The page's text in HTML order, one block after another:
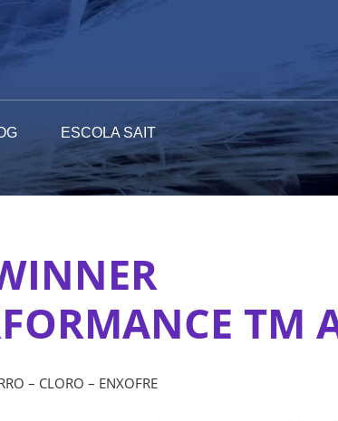
ESCOLA SAIT
TM
– CLORO – ENXOFRE